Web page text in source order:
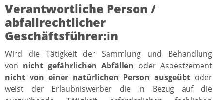
Verantwortliche Person /
abfallrechtlicher
Geschäftsführer:in
Wird die Tätigkeit der Sammlung und Behandlung
von nicht gefährlichen Abfällen oder Asbestzement
nicht von einer natürlichen Person ausgeübt oder
weist der Erlaubniswerber die in Bezug auf die